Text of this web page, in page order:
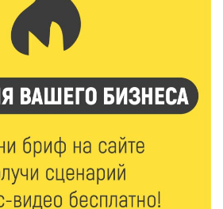
что обратить внимание при
Роскачества
539
о доступном спорте
провели на площади
культуры